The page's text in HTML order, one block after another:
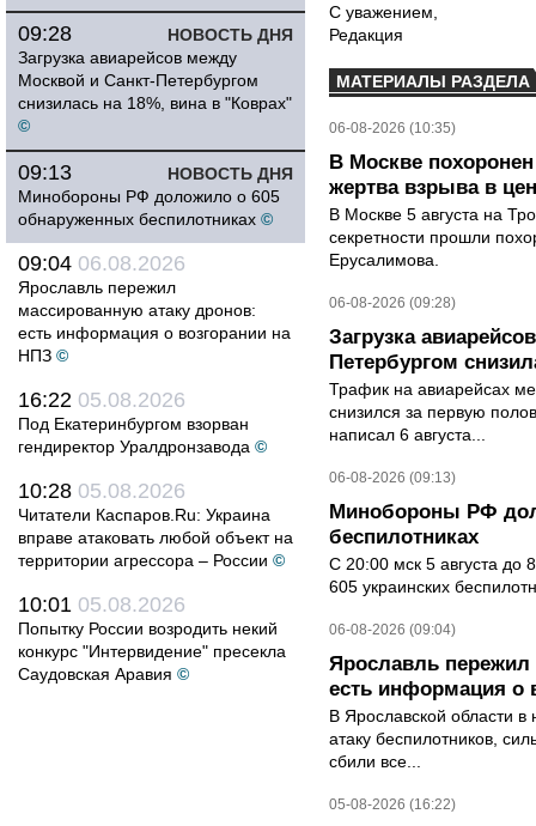
НОВОСТЬ ДНЯ
09:28
Загрузка авиарейсов между
Москвой и Санкт-Петербургом
снизилась на 18%, вина в "Коврах"
©
НОВОСТЬ ДНЯ
09:13
Минобороны РФ доложило о 605
обнаруженных беспилотниках ©
09:04 06.08.2026
Ярославль пережил
массированную атаку дронов:
есть информация о возгорании на
НПЗ ©
16:22 05.08.2026
Под Екатеринбургом взорван
гендиректор Уралдронзавода ©
10:28 05.08.2026
Читатели Каспаров.Ru: Украина
вправе атаковать любой объект на
территории агрессора – России ©
10:01 05.08.2026
Попытку России возродить некий
конкурс "Интервидение" пресекла
Саудовская Аравия ©
С уважением,
Редакция
МАТЕРИАЛЫ РАЗДЕЛА
06-08-2026 (10:35)
В Москве
жертва взрыва в
В Москве 5 августа на
секретности прошли
Ерусалимова.
06-08-2026 (09:28)
Загрузка
Петербургом
Трафик на авиарейсах
снизился за первую
написал 6 августа...
06-08-2026 (09:13)
Минобороны РФ
беспилотниках
С 20:00 мск 5 августа до
605 украинских
06-08-2026 (09:04)
Ярославль пережил
есть информация о
В Ярославской области в
атаку беспилотников,
сбили все...
05-08-2026 (16:22)